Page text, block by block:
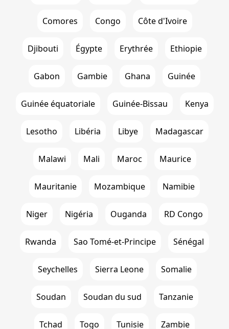
Comores Congo Côte d'Ivoire
Djibouti Égypte Erythrée Ethiopie
Gabon Gambie Ghana Guinée
Guinée équatoriale Guinée-Bissau Kenya
Lesotho Libéria Libye Madagascar
Malawi Mali Maroc Maurice
Mauritanie Mozambique Namibie
Niger Nigéria Ouganda RD Congo
Rwanda Sao Tomé-et-Principe Sénégal
Seychelles Sierra Leone Somalie
Soudan Soudan du sud Tanzanie
Tchad Togo Tunisie Zambie